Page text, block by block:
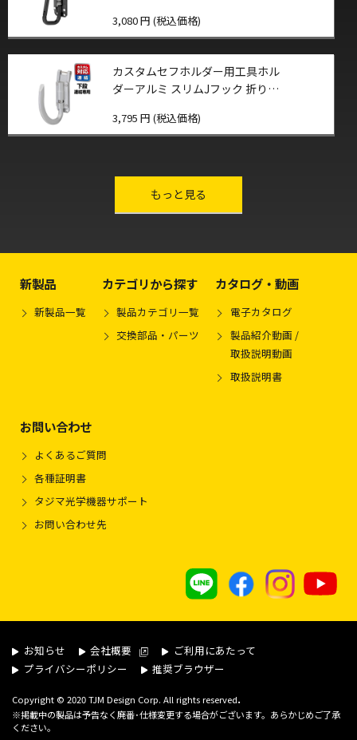
3,080 円 (税込価格)
カスタムセフホルダー用工具ホル
ダーアルミ スリムJフック 折りた
3,795 円 (税込価格)
もっと見る
新製品
新製品一覧
カテゴリから探す
製品カテゴリ一覧
交換部品・パーツ
カタログ・動画
電子カタログ
製品紹介動画 /
取扱説明動画
取扱説明書
お問い合わせ
よくあるご質問
各種証明書
タジマ光学機器サポート
お問い合わせ先
お知らせ 会社概要
ご利用にあたって
プライバシーポリシー
推奨ブラウザー
Copyright © 2020 TJM Design Corp. All rights reserved.
※掲載中の製品は予告なく廃番･仕様変更する場合がございます。あらかじめご了承
ください。